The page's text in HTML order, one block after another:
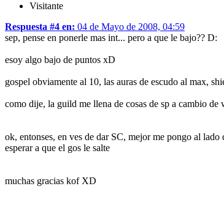
Visitante
Respuesta #4 en: 04 de Mayo de 2008, 04:59
sep, pense en ponerle mas int... pero a que le bajo?? D:
esoy algo bajo de puntos xD
gospel obviamente al 10, las auras de escudo al max,
como dije, la guild me llena de cosas de sp a cambio
ok, entonses, en ves de dar SC, mejor me pongo al
esperar a que el gos le salte
muchas gracias kof XD